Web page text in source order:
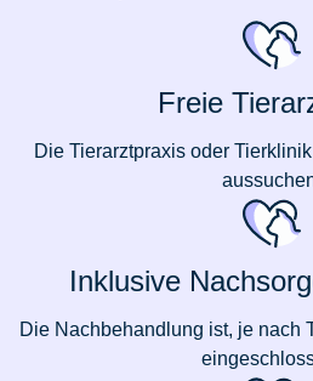
Freie
Die Tierarztpraxis oder
Inklusive
Die Nachbehandlung ist, je nach